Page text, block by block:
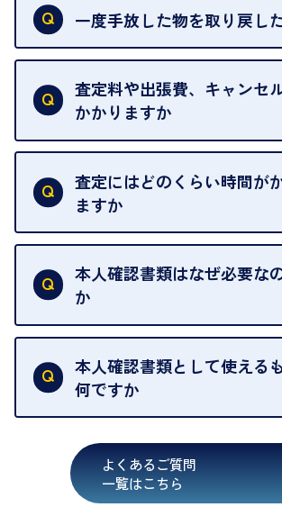
おりません。
を整えておりますので、お好きな時
い。
お急ぎの場合はスタッフに一言お声
可能な限り、迅速に対応させていた
一度手放した物を取り戻し
当店は質店ではありませんので、買
は基本的に販売へと回されます。買
せんので、ご了承ください。
グオフが可能です。
契約破棄という形で、お品物をお戻
きます。
売却当日を含む8日間のうちに、お
出張買取のお品物は、8日間保管して
査定料や出張費、キャンセ
かかりますか
一切いただいておりません。査定金
だけない場合は、その場でお断りい
ございません。お気軽にご相談くだ
査定にはどのくらい時間が
ますか
お品物の内容や点数によって異なり
取の場合は1点あたり数分程度が目安
お品物の場合は、お時間をいただく
本人確認書類はなぜ必要な
か
買取店は古物営業法により、お客様
行うことが義務付けられています。
いただくためにも、ご協力をお願い
本人確認書類として使える
何ですか
・健康保険証確認書
・マイナンバーカード
・在留カード
よくあるご質問
一覧はこちら